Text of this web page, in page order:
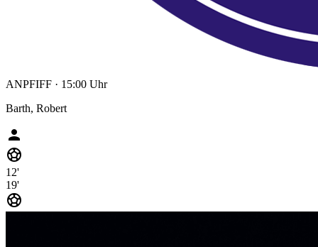
ANPFIFF · 15:00 Uhr
Barth, Robert
person
sports_soccer
12'
19'
sports_soccer